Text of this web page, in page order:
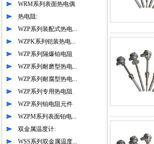
WRM系列表面热电偶
热电阻:
WZP系列装配式热电...
WZPK系列铠装热电...
WZP系列隔爆铂电阻
WZP系列耐磨型热电...
WZP系列耐腐型热电...
WZP系列专用热电阻
WZP系列铂电阻元件
WZPM系列表面铂电...
双金属温度计:
WSS系列双金属温度...